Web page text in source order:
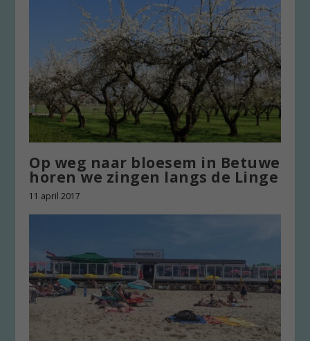
Op weg naar bloesem in Betuwe
horen we zingen langs de Linge
11 april 2017